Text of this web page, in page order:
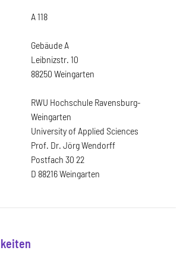
A 118
Gebäude A
Leibnizstr. 10
88250 Weingarten
RWU Hochschule Ravensburg-
Weingarten
University of Applied Sciences
Prof. Dr. Jörg Wendorff
Postfach 30 22
D 88216 Weingarten